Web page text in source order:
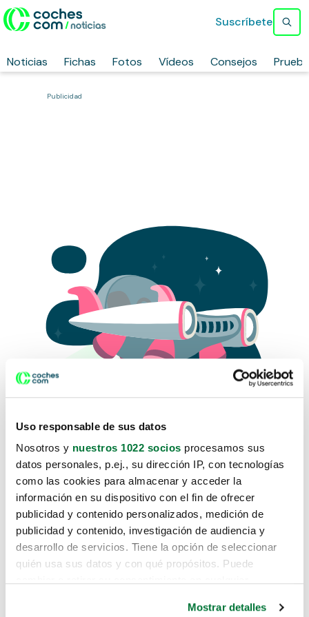
Uso responsable de sus datos
Nosotros y nuestros 1022 socios procesamos sus
datos personales, p.ej., su dirección IP, con tecnologías
como las cookies para almacenar y acceder la
información en su dispositivo con el fin de ofrecer
publicidad y contenido personalizados, medición de
publicidad y contenido, investigación de audiencia y
desarrollo de servicios. Tiene la opción de seleccionar
quién usa sus datos y con qué propósitos. Puede
Mostrar detalles
Noticias Fichas Fotos Vídeos Consejos
Suscríbete
Publicidad
Lo sentimos, no sabemos como
te hemos traido hasta aquí.
Pero puedes encontrar el coche que estás
buscando en alguno de estos enlaces: